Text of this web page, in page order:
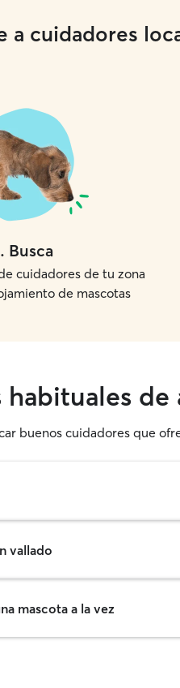
a cuidadores
. Busca
cuidadores de tu zona
de mascotas
buenos cuidadores que
vallado
mascota a la vez